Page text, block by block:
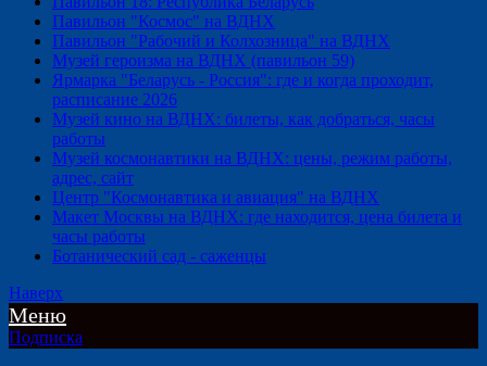
Павильон "Космос" на ВДНХ
Павильон "Рабочий и Колхозница" на ВДНХ
Музей героизма на ВДНХ (павильон 59)
Ярмарка "Беларусь - Россия": где и когда проходит,
расписание 2026
Музей кино на ВДНХ: билеты, как добраться, часы
работы
Музей космонавтики на ВДНХ: цены, режим работы,
адрес, сайт
Центр "Космонавтика и авиация" на ВДНХ
Макет Москвы на ВДНХ: где находится, цена билета и
часы работы
Ботанический сад - саженцы
Наверх
Меню
Подписка